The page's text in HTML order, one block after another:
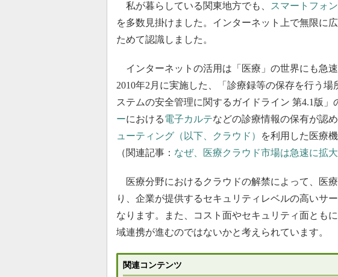
私が暮らしている関東地方でも、 スマートフォン
を多数見掛けました。インターネット上で無限に
ためて認識しました。
インターネットの活用は「医療」の世界にも急
2010年2月に実施した、「診療録等の保存を行う
ステムの安全管理に関するガイドライン 第4.1版
ーにおける電子カルテなどの診療情報の保有が認
ューティング（以下、クラウド）
を利用した医療
（関連記事： なぜ、医療クラウド市場は急速に拡
医療分野におけるクラウドの解禁によって、医
り、企業が提供するセキュリティレベルの高いサ
なります。また、コスト面やセキュリティ面とも
域連携が進むのではないかと考えられています。
関連コンテンツ